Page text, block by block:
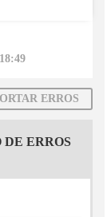
ERROS
ERROS